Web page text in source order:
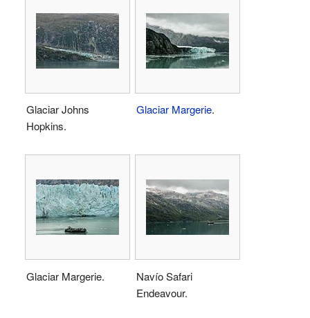
Glaciar Johns
Hopkins.
Glaciar Margerie.
Glaciar Margerie.
Navío Safari
Endeavour.